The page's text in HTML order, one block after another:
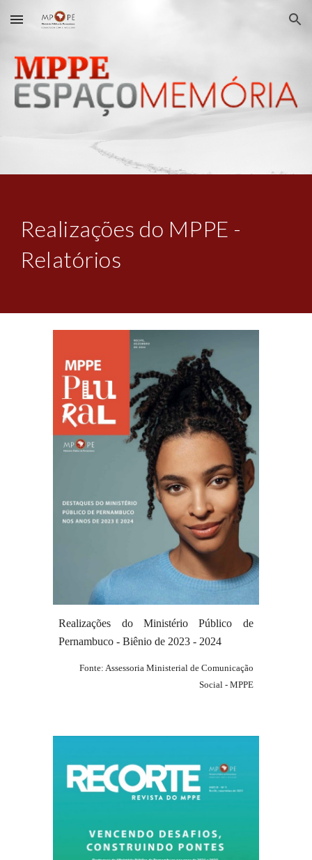
Skip to main content Skip to navigation
Realizações do MPPE -
Relatórios
Realizações do Ministério Público de
Pernambuco - Biênio de 2023 - 2024
Fonte: Assessoria Ministerial de Comunicação
Social - MPPE